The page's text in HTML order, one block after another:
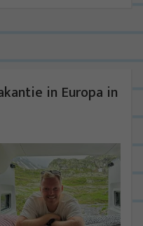
in Europa in